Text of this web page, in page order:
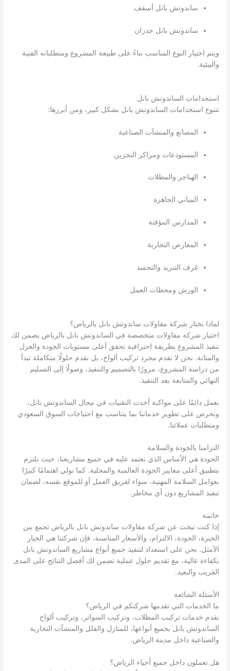
ساندوتش بانل أسقف
ساندوتش بانل جدران
ويتم اختيار النوع المناسب بناءً على طبيعة المشروع ومتطلباته الفنية
والبيئية.
استخدامات الساندوتش بانل
تتنوع استخدامات الساندوتش بانل بشكل كبير، ومن أبرزها:
المصانع والمنشآت الصناعية
المستودعات ومراكز التخزين
الهناجر والمظلات
المباني الجاهزة
المدارس المؤقتة
المعارض التجارية
غرف التبريد والتجميد
الورش ومحطات العمل
لماذا تختار شركة مقاولات ساندوتش بانل بالرياض؟
اختيار شركة مقاولات متخصصة في الساندوتش بانل بالرياض يضمن لك
تنفيذ المشروع بطريقة احترافية تحقق أعلى مستويات الجودة والعزل
والمتانة. نحن لا نقدم مجرد تركيب ألواح، بل نقدم حلولًا متكاملة تبدأ
من دراسة المشروع، مرورًا بالتصميم والتنفيذ، وصولًا إلى التسليم
النهائي والمتابعة بعد التنفيذ.
نعمل دائمًا على مواكبة أحدث التقنيات في مجال الساندوتش بانل،
ونحرص على تطوير خدماتنا بما يتناسب مع احتياجات السوق السعودي
ومتطلبات عملائنا.
التزامنا بالجودة والسلامة
الجودة هي الأساس الذي نعتمد عليه في جميع مشاريعنا، حيث نلتزم
بتطبيق أعلى معايير الجودة العالمية والمحلية. كما نولي اهتمامًا كبيرًا
بعوامل السلامة المهنية، سواء لفريق العمل أو للموقع نفسه، لضمان
تنفيذ المشاريع دون أي مخاطر.
خاتمة
إذا كنت تبحث عن شركة مقاولات ساندوتش بانل بالرياض تجمع بين
الخبرة، الجودة، الالتزام، والأسعار المناسبة، فإن شركتنا هي الخيار
الأمثل. نحن على استعداد لتنفيذ جميع أنواع مشاريع الساندوتش بانل
بكفاءة عالية، مع تقديم حلول عملية تضمن لك أفضل النتائج على المدى
القريب والبعيد.
الأسئلة الشائعة
ما الخدمات التي تقدمها شركتكم في الرياض؟
نقدم خدمات تركيب المظلات، وتركيب السواتر، وتركيب ألواح
الساندوتش بانل بجميع أنواعها، للمنازل والفلل والمنشآت التجارية
والصناعية داخل مدينة الرياض.
هل تعملون داخل جميع أحياء الرياض؟